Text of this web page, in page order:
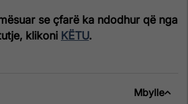
se çfarë ka ndodhur që nga
klikoni KËTU.
Mbylle